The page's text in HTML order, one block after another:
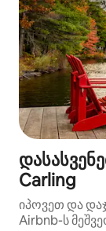
Carling
იპოვეთ და
Airbnb-ს